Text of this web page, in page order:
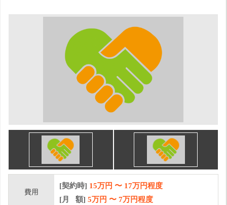
費用
[契約時] 15万円 〜 17万円程度
[月 額] 5万円 〜 7万円程度